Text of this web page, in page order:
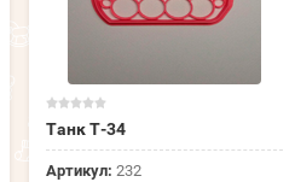
Танк Т-34
Артикул: 232